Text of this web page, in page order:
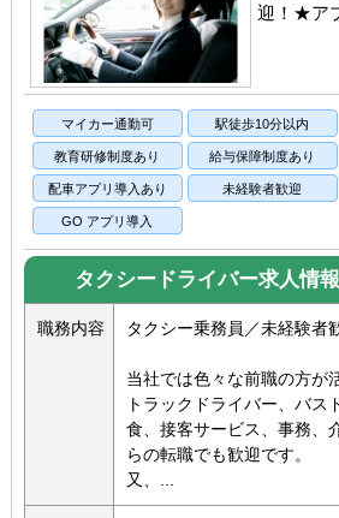
迎！★ア
マイカー通勤可 駅徒歩10分以内
教育研修制度あり 給与保障制度あり
配車アプリ導入あり 未経験者歓迎
GO アプリ導入
タクシードライバー求人情報
職務内容 タクシー乗務員／未経験者
当社では色々な前職の方が
トラックドライバー、バス
食、接客サービス、事務、
らの転職でも歓迎です。
又、...